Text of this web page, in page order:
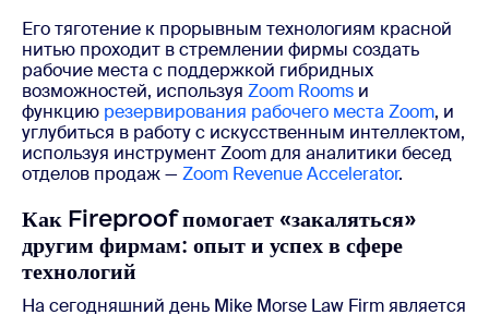
Его тяготение к прорывным технологиям красной
нитью проходит в стремлении фирмы создать
рабочие места с поддержкой гибридных
возможностей, используя Zoom Rooms и
функцию резервирования рабочего места Zoom, и
углубиться в работу с искусственным интеллектом,
используя инструмент Zoom для аналитики бесед
отделов продаж — Zoom Revenue Accelerator.
Как Fireproof помогает «закаляться»
другим фирмам: опыт и успех в сфере
технологий
На сегодняшний день Mike Morse Law Firm является